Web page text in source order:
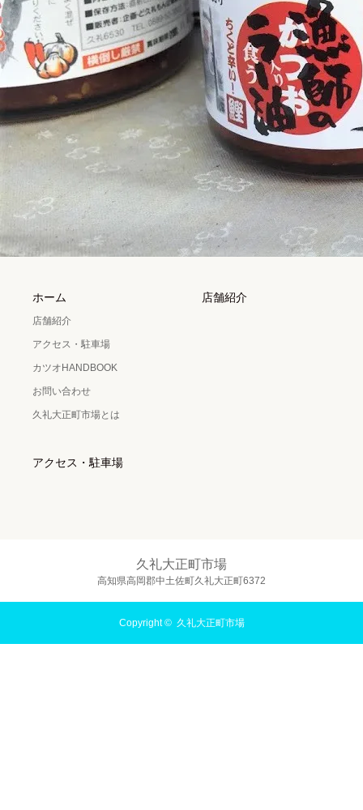
ホーム
店舗紹介
アクセス・駐車場
カツオHANDBOOK
お問い合わせ
久礼大正町市場とは
店舗紹介
アクセス・駐車場
久礼大正町市場
高知県高岡郡中土佐町久礼大正町6372
Copyright © 久礼大正町市場